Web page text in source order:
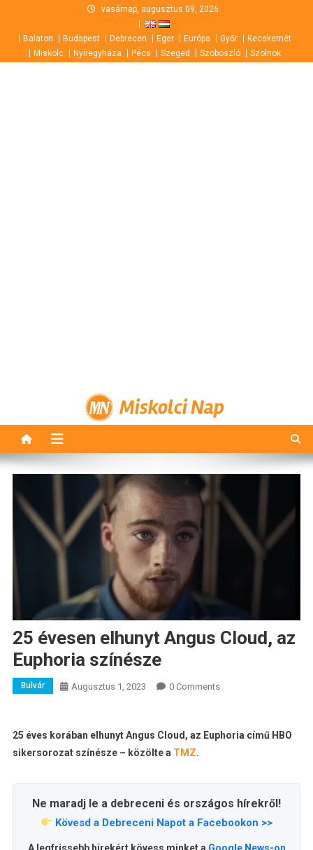
content
vasárnap, augusztus 09, 2026
Balaton Budapest Debrecen Eger Európa Győr
Kecskemét
Miskolc
Nyíregyháza Pécs Szeged Szoboszló Szolnok
Miskolci Nap
25 évesen elhunyt Angus Cloud, az
Euphoria színésze
Bulvár Augusztus 1, 2023 0 Comments
25 éves korában elhunyt Angus Cloud, az Euphoria című HBO
sikersorozat színésze – közölte a TMZ.
Ne maradj le a debreceni és országos hírekről!
Kövesd a Debreceni Napot a Facebookon >>